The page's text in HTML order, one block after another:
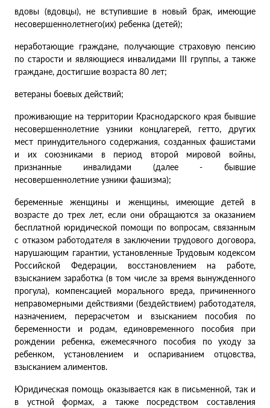
вдовы (вдовцы), не вступившие в новый брак, имеющие
несовершеннолетнего(их) ребенка (детей);
неработающие граждане, получающие страховую пенсию
по старости и являющиеся инвалидами III группы, а также
граждане, достигшие возраста 80 лет;
ветераны боевых действий;
проживающие на территории Краснодарского края бывшие
несовершеннолетние узники концлагерей, гетто, других
мест принудительного содержания, созданных фашистами
и их союзниками в период второй мировой войны,
признанные инвалидами (далее - бывшие
несовершеннолетние узники фашизма);
беременные женщины и женщины, имеющие детей в
возрасте до трех лет, если они обращаются за оказанием
бесплатной юридической помощи по вопросам, связанным
с отказом работодателя в заключении трудового договора,
нарушающим гарантии, установленные Трудовым кодексом
Российской Федерации, восстановлением на работе,
взысканием заработка (в том числе за время вынужденного
прогула), компенсацией морального вреда, причиненного
неправомерными действиями (бездействием) работодателя,
назначением, перерасчетом и взысканием пособия по
беременности и родам, единовременного пособия при
рождении ребенка, ежемесячного пособия по уходу за
ребенком, установлением и оспариванием отцовства,
взысканием алиментов.
Юридическая помощь оказывается как в письменной, так и
в устной формах, а также посредством составления